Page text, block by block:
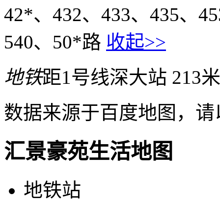
42*、432、433、435、
540、50*路 收起>>
地铁距1号线深大站 213米
数据来源于百度地图，
汇景豪苑生活地图
地铁站